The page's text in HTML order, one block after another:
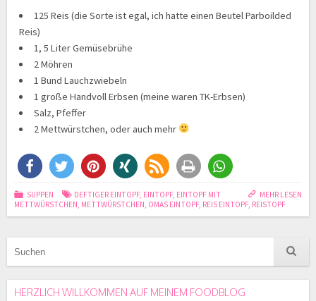
125 Reis (die Sorte ist egal, ich hatte einen Beutel Parboilded
Reis)
1, 5 Liter Gemüsebrühe
2 Möhren
1 Bund Lauchzwiebeln
1 große Handvoll Erbsen (meine waren TK-Erbsen)
Salz, Pfeffer
2 Mettwürstchen, oder auch mehr
MEHR LESEN
SUPPEN DEFTIGER EINTOPF, EINTOPF, EINTOPF MIT
METTWÜRSTCHEN, METTWÜRSTCHEN, OMAS EINTOPF, REIS EINTOPF, REISTOPF
HERZLICH WILLKOMMEN AUF MEINEM FOODBLOG